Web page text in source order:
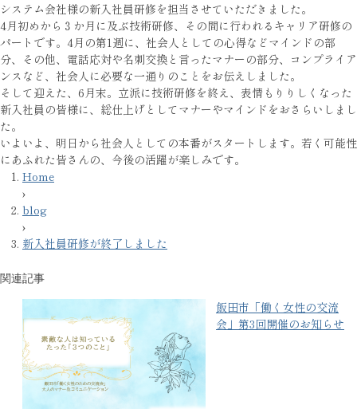
システム会社様の新入社員研修を担当させていただきました。
4月初めから３か月に及ぶ技術研修、その間に行われるキャリア研修の
パートです。4月の第1週に、社会人としての心得などマインドの部
分、その他、電話応対や名刺交換と言ったマナーの部分、コンプライア
ンスなど、社会人に必要な一通りのことをお伝えしました。
そして迎えた、6月末。立派に技術研修を終え、表情もりりしくなった
新入社員の皆様に、総仕上げとしてマナーやマインドをおさらいしまし
た。
いよいよ、明日から社会人としての本番がスタートします。若く可能性
にあふれた皆さんの、今後の活躍が楽しみです。
Home
›
blog
›
新入社員研修が終了しました
関連記事
飯田市「働く女性の交流
会」第3回開催のお知らせ